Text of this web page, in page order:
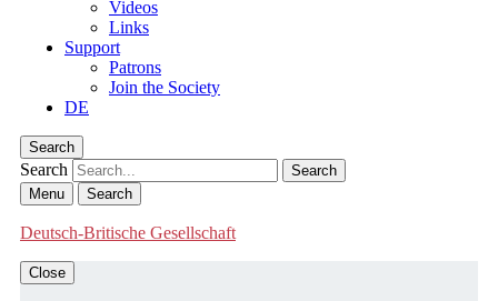
Videos
Links
Support
Patrons
Join the Society
DE
Search
Search
Menu Search
Deutsch-Britische Gesellschaft
Close